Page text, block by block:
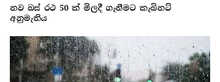
නව බස් රථ 50 ක් මිලදී ගැනීමට කැබිනට්
අනුමැතිය